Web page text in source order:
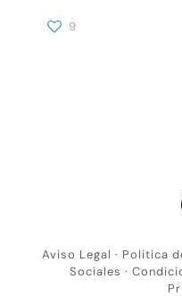
9
Aviso Legal · Politica
Sociales ·